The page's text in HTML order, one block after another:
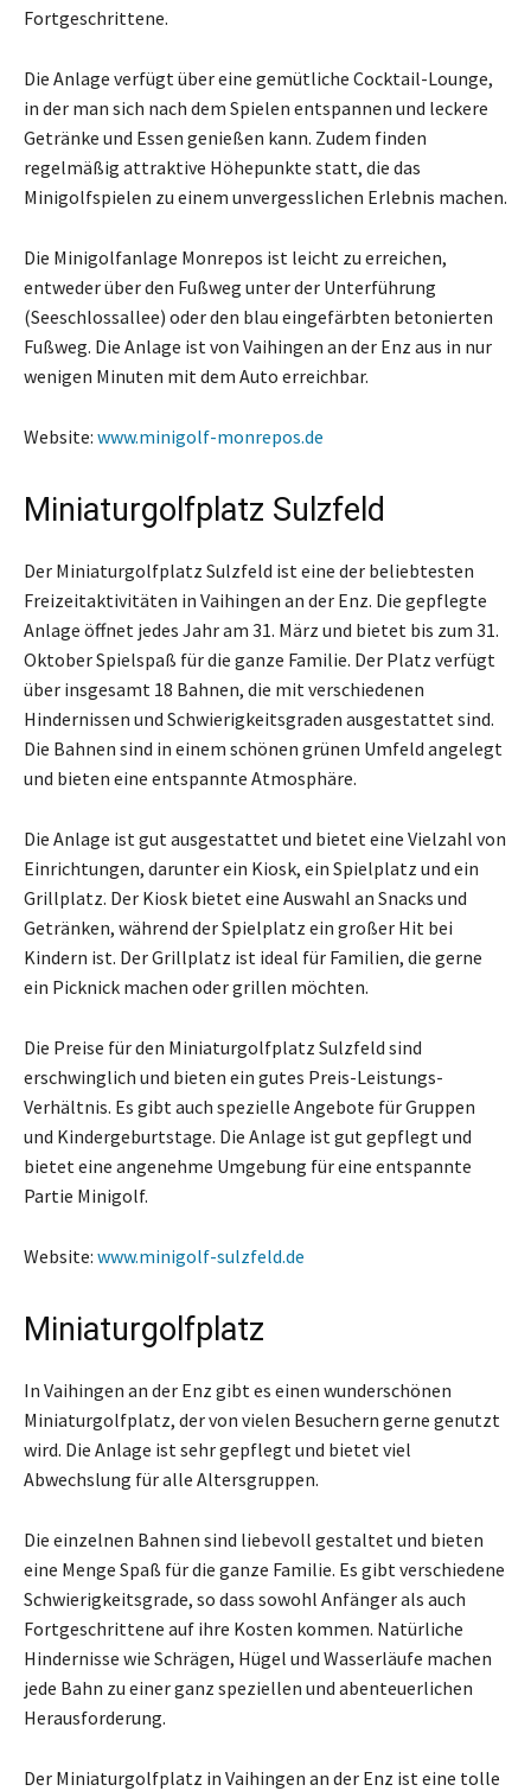
Fortgeschrittene.
Die Anlage verfügt über eine gemütliche Cocktail-Lounge,
in der man sich nach dem Spielen entspannen und leckere
Getränke und Essen genießen kann. Zudem finden
regelmäßig attraktive Höhepunkte statt, die das
Minigolfspielen zu einem unvergesslichen Erlebnis machen.
Die Minigolfanlage Monrepos ist leicht zu erreichen,
entweder über den Fußweg unter der Unterführung
(Seeschlossallee) oder den blau eingefärbten betonierten
Fußweg. Die Anlage ist von Vaihingen an der Enz aus in nur
wenigen Minuten mit dem Auto erreichbar.
Website: www.minigolf-monrepos.de
Miniaturgolfplatz Sulzfeld
Der Miniaturgolfplatz Sulzfeld ist eine der beliebtesten
Freizeitaktivitäten in Vaihingen an der Enz. Die gepflegte
Anlage öffnet jedes Jahr am 31. März und bietet bis zum 31.
Oktober Spielspaß für die ganze Familie. Der Platz verfügt
über insgesamt 18 Bahnen, die mit verschiedenen
Hindernissen und Schwierigkeitsgraden ausgestattet sind.
Die Bahnen sind in einem schönen grünen Umfeld angelegt
und bieten eine entspannte Atmosphäre.
Die Anlage ist gut ausgestattet und bietet eine Vielzahl von
Einrichtungen, darunter ein Kiosk, ein Spielplatz und ein
Grillplatz. Der Kiosk bietet eine Auswahl an Snacks und
Getränken, während der Spielplatz ein großer Hit bei
Kindern ist. Der Grillplatz ist ideal für Familien, die gerne
ein Picknick machen oder grillen möchten.
Die Preise für den Miniaturgolfplatz Sulzfeld sind
erschwinglich und bieten ein gutes Preis-Leistungs-
Verhältnis. Es gibt auch spezielle Angebote für Gruppen
und Kindergeburtstage. Die Anlage ist gut gepflegt und
bietet eine angenehme Umgebung für eine entspannte
Partie Minigolf.
Website: www.minigolf-sulzfeld.de
Miniaturgolfplatz
In Vaihingen an der Enz gibt es einen wunderschönen
Miniaturgolfplatz, der von vielen Besuchern gerne genutzt
wird. Die Anlage ist sehr gepflegt und bietet viel
Abwechslung für alle Altersgruppen.
Die einzelnen Bahnen sind liebevoll gestaltet und bieten
eine Menge Spaß für die ganze Familie. Es gibt verschiedene
Schwierigkeitsgrade, so dass sowohl Anfänger als auch
Fortgeschrittene auf ihre Kosten kommen. Natürliche
Hindernisse wie Schrägen, Hügel und Wasserläufe machen
jede Bahn zu einer ganz speziellen und abenteuerlichen
Herausforderung.
Der Miniaturgolfplatz in Vaihingen an der Enz ist eine tolle